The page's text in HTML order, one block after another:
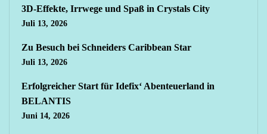
3D-Effekte, Irrwege und Spaß in Crystals City
Juli 13, 2026
Zu Besuch bei Schneiders Caribbean Star
Juli 13, 2026
Erfolgreicher Start für Idefix‘ Abenteuerland in
BELANTIS
Juni 14, 2026